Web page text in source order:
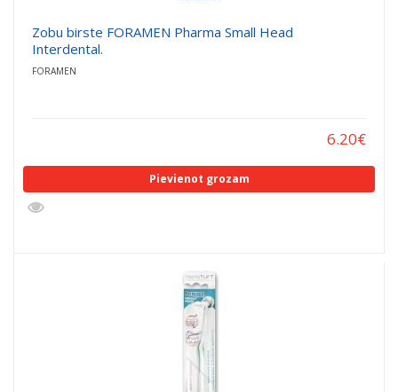
Zobu birste FORAMEN Pharma Small Head
Interdental.
FORAMEN
6.20€
Pievienot grozam